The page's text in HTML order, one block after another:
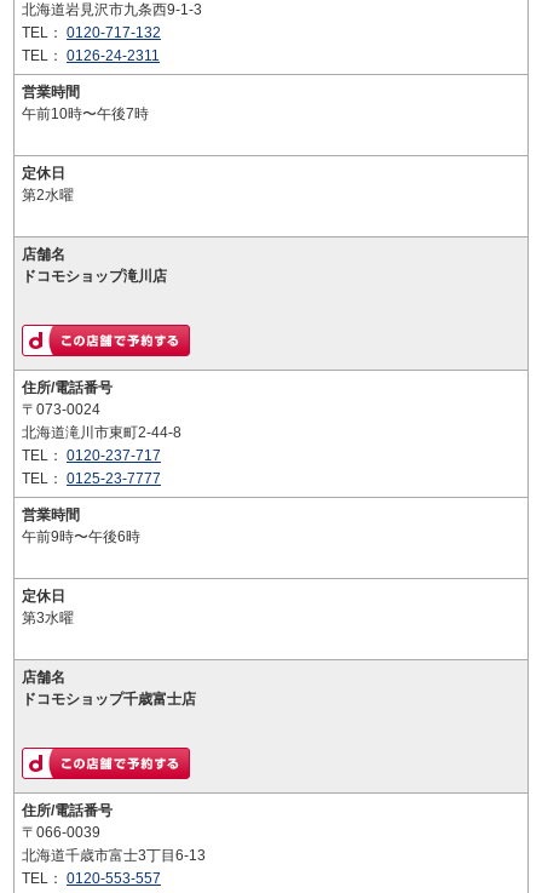
北海道岩見沢市九条西9-1-3
TEL： 0120-717-132
TEL： 0126-24-2311
営業時間
午前10時〜午後7時
定休日
第2水曜
店舗名
ドコモショップ滝川店
住所/電話番号
〒073-0024
北海道滝川市東町2-44-8
TEL： 0120-237-717
TEL： 0125-23-7777
営業時間
午前9時〜午後6時
定休日
第3水曜
店舗名
ドコモショップ千歳富士店
住所/電話番号
〒066-0039
北海道千歳市富士3丁目6-13
TEL： 0120-553-557